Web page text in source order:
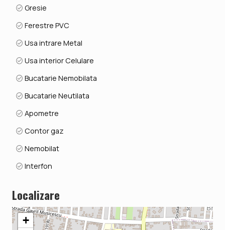
Gresie
Ferestre PVC
Usa intrare Metal
Usa interior Celulare
Bucatarie Nemobilata
Bucatarie Neutilata
Apometre
Contor gaz
Nemobilat
Interfon
Localizare
+